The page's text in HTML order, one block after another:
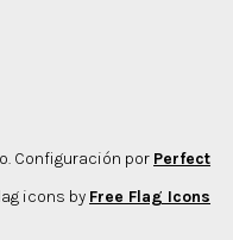
Configuración por Perfect
icons by Free Flag Icons